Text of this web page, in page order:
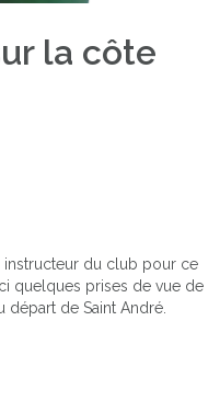
la côte
instructeur du club pour ce
quelques prises de vue de
départ de Saint André.